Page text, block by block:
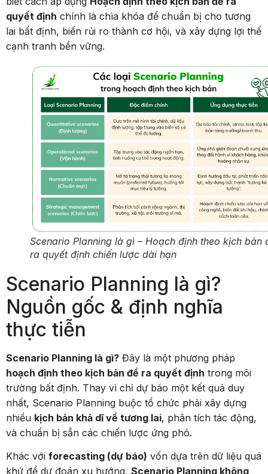
quyết định chính là chìa khóa để chuẩn bị cho tương
lai bất định, biến rủi ro thành cơ hội, và xây dựng lợi thế
cạnh tranh bền vững.
Scenario Planning là gì – Hoạch định theo kịch bản
ra quyết định chiến lược dài hạn
Scenario Planning là gì?
Nguồn gốc & định nghĩa
thực tiễn
Scenario Planning là gì? Đây là một phương pháp
hoạch định theo kịch bản để ra quyết định trong môi
trường bất định. Thay vì chỉ dự báo một kết quả duy
nhất, Scenario Planning buộc tổ chức phải xây dựng
nhiều kịch bản khả dĩ về tương lai , phân tích tác động,
và chuẩn bị sẵn các chiến lược ứng phó.
Khác với forecasting (dự báo) vốn dựa trên dữ liệu quá
khứ để dự đoán xu hướng, Scenario Planning không